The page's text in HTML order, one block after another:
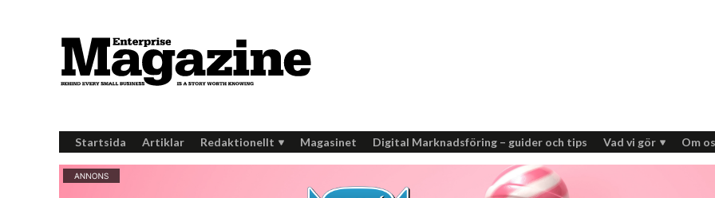
Startsida Artiklar Redaktionellt Magasinet Digital Marknadsföring – guider och tips Vad vi gör Om